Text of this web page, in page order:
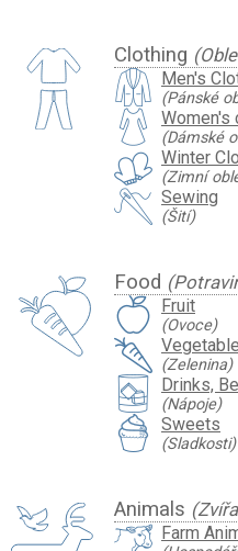
Clothing
Men's
(Pánské
Women's
(Dámské
Winter
(Zimní
Sewing
(Šití)
Food
Fruit
(Ovoce)
(Zelenina)
Drinks,
(Nápoje)
Sweets
(Sladkosti)
Animals
Farm